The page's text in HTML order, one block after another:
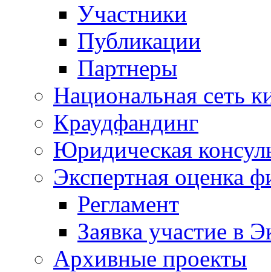
Участники
Публикации
Партнеры
Национальная сеть
Краудфандинг
Юридическая
Экспертная оценка
Регламент
Заявка участие в
Архивные проекты